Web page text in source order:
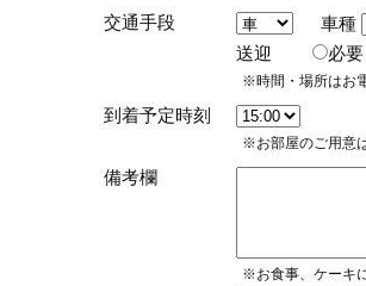
交通手段
車種
送迎
※時間・場所はお
到着予定時刻
※お部屋のご用意
備考欄
※お食事、ケーキ